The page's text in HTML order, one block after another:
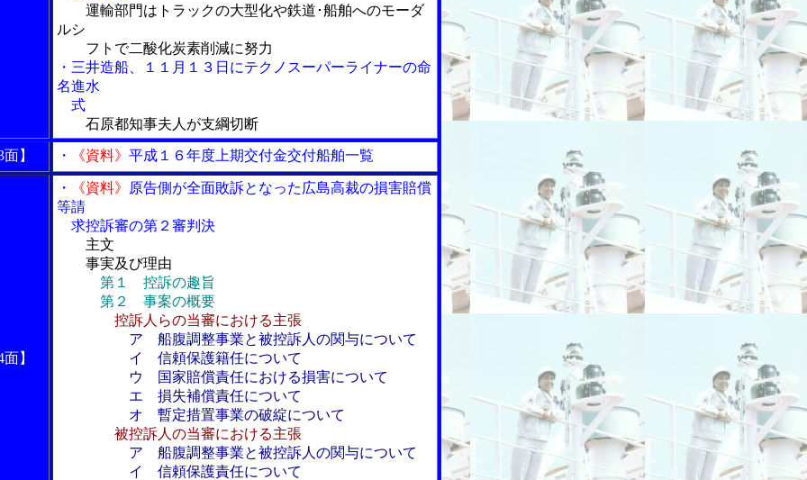
運輸部門はトラックの大型化や鉄道･船舶へのモーダ
ルシ
フトで二酸化炭素削減に努力
・三井造船、１１月１３日にテクノスーパーライナーの命
名進水
式
石原都知事夫人が支綱切断
】 ・ 《資料》 平成１６年度上期交付金交付船舶一覧
】
・ 《資料》
原告側が全面敗訴となった広島高裁の損害賠償
等請
求控訴審の第２審判決
主文
事実及び理由
第１ 控訴の趣旨
第２ 事案の概要
控訴人らの当審における主張
ア 船腹調整事業と被控訴人の関与について
イ 信頼保護籍任について
ウ 国家賠償責任における損害について
エ 損失補償責任について
オ 暫定措置事業の破綻について
被控訴人の当審における主張
ア 船腹調整事業と被控訴人の関与について
イ 信頼保護責任について